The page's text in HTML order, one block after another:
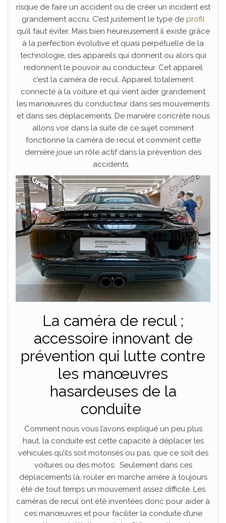
risque de faire un accident ou de créer un incident est
grandement accru. C’est justement le type de profil
qu’il faut éviter. Mais bien heureusement il existe grâce
à la perfection évolutive et quasi perpétuelle de la
technologie, des appareils qui donnent ou alors qui
redonnent le pouvoir au conducteur. Cet appareil
c’est la caméra de recul. Appareil totalement
connecté à la voiture et qui vient aider grandement
les manœuvres du conducteur dans ses mouvements
et dans ses déplacements. De manière concrète nous
allons voir dans la suite de ce sujet comment
fonctionne la caméra de recul et comment cette
dernière joue un rôle actif dans la prévention des
accidents.
La caméra de recul ;
accessoire innovant de
prévention qui lutte contre
les manœuvres
hasardeuses de la
conduite
Comment nous vous l’avons expliqué un peu plus
haut, la conduite est cette capacité à déplacer les
véhicules qu’ils soit motorisés ou pas, que ce soit des
voitures ou des motos. Seulement dans ces
déplacements là, rouler en marche arrière à toujours
été de tout temps un mouvement assez difficile. Les
caméras de recul ont été inventées donc pour aider à
ces manœuvres et pour faciliter la conduite d’une